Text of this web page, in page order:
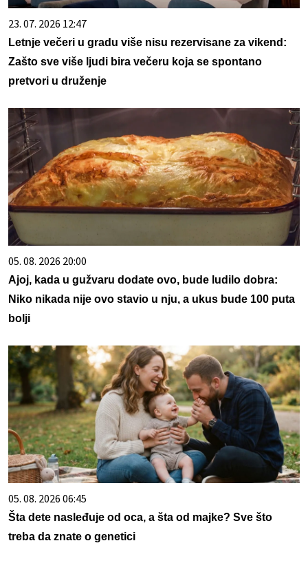
23. 07. 2026 12:47
Letnje večeri u gradu više nisu rezervisane za vikend:
Zašto sve više ljudi bira večeru koja se spontano
pretvori u druženje
05. 08. 2026 20:00
Ajoj, kada u gužvaru dodate ovo, bude ludilo dobra:
Niko nikada nije ovo stavio u nju, a ukus bude 100 puta
bolji
05. 08. 2026 06:45
Šta dete nasleđuje od oca, a šta od majke? Sve što
treba da znate o genetici